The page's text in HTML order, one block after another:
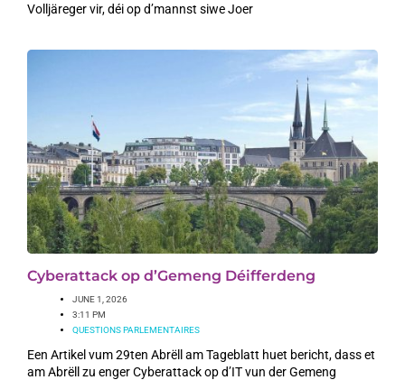
Volljäreger vir, déi op d’mannst siwe Joer
Cyberattack op d’Gemeng Déifferdeng
JUNE 1, 2026
3:11 PM
QUESTIONS PARLEMENTAIRES
Een Artikel vum 29ten Abrëll am Tageblatt huet bericht, dass et
am Abrëll zu enger Cyberattack op d’IT vun der Gemeng